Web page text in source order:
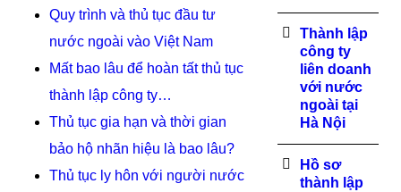
Quy trình và thủ tục đầu tư
nước ngoài vào Việt Nam
Mất bao lâu để hoàn tất thủ tục
thành lập công ty…
Thủ tục gia hạn và thời gian
bảo hộ nhãn hiệu là bao lâu?
Thủ tục ly hôn với người nước
Thành lập
công ty
liên doanh
với nước
ngoài tại
Hà Nội
Hồ sơ
thành lập